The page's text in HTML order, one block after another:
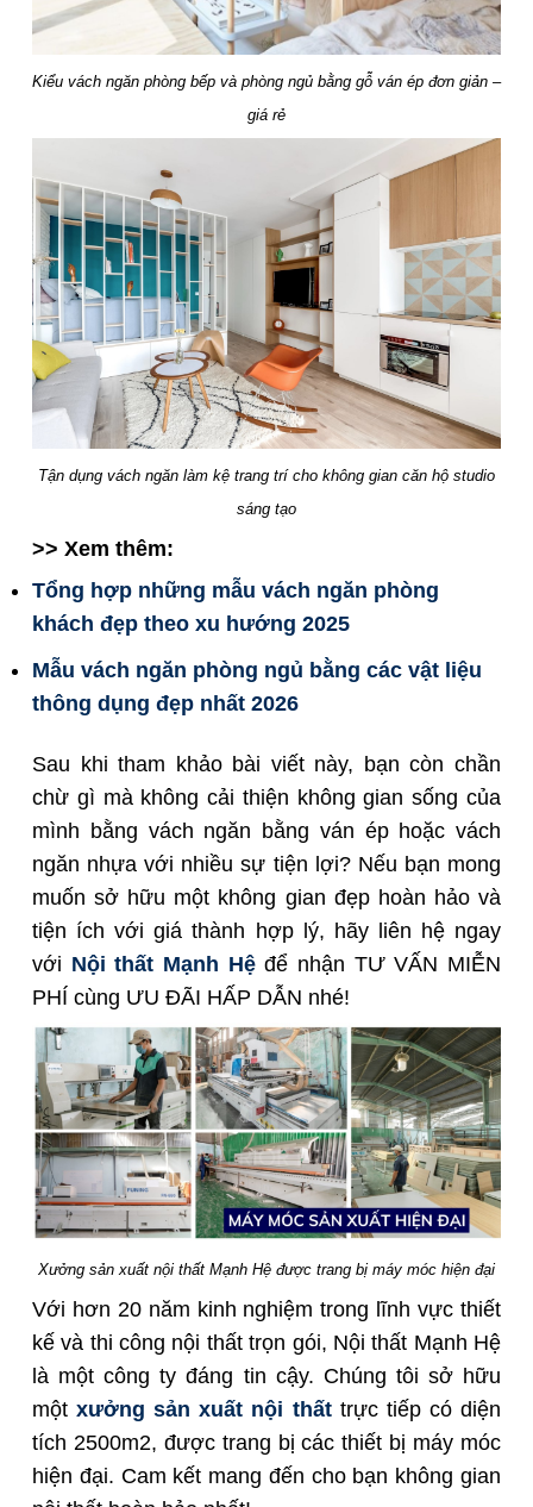
Kiểu vách ngăn phòng bếp và phòng ngủ bằng gỗ ván ép đơn giản –
giá rẻ
Tận dụng vách ngăn làm kệ trang trí cho không gian căn hộ studio
sáng tạo
>> Xem thêm:
Tổng hợp những mẫu vách ngăn phòng
khách đẹp theo xu hướng 2025
Mẫu vách ngăn phòng ngủ bằng các vật liệu
thông dụng đẹp nhất 2026
Sau khi tham khảo bài viết này, bạn còn chần
chừ gì mà không cải thiện không gian sống của
mình bằng vách ngăn bằng ván ép hoặc vách
ngăn nhựa với nhiều sự tiện lợi? Nếu bạn mong
muốn sở hữu một không gian đẹp hoàn hảo và
tiện ích với giá thành hợp lý, hãy liên hệ ngay
với Nội thất Mạnh Hệđể nhận TƯ VẤN MIỄN
PHÍ cùng ƯU ĐÃI HẤP DẪN nhé!
Xưởng sản xuất nội thất Mạnh Hệ được trang bị máy móc hiện đại
Với hơn 20 năm kinh nghiệm trong lĩnh vực thiết
kế và thi công nội thất trọn gói, Nội thất Mạnh Hệ
là một công ty đáng tin cậy. Chúng tôi sở hữu
mộtxưởng sản xuất nội thấttrực tiếp có diện
tích 2500m2, được trang bị các thiết bị máy móc
hiện đại. Cam kết mang đến cho bạn không gian